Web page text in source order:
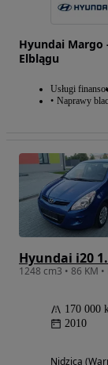
Hyundai
Elblągu
Usługi
Naprawy
Hyundai i20
1248 cm3 • 86 KM
170 000
2010
Nidzica